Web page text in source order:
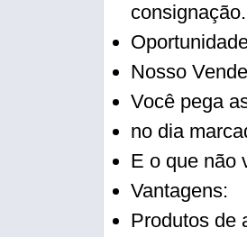
consignação.
Nosso
Você pega
no dia
E o que não
Vantagens:
Produtos de